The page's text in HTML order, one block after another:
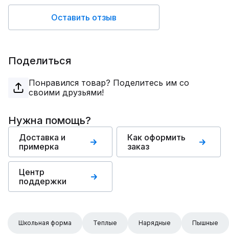
Оставить отзыв
Поделиться
Понравился товар? Поделитесь им со
своими друзьями!
Нужна помощь?
Доставка и
примерка
Как оформить
заказ
Центр
поддержки
Школьная форма Теплые Нарядные Пышные